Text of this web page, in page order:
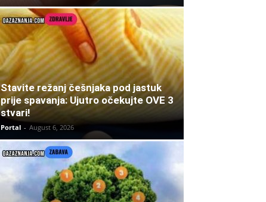
Stavite režanj češnjaka pod jastuk
prije spavanja: Ujutro očekujte OVE 3
stvari!
Portal - August 6, 2026